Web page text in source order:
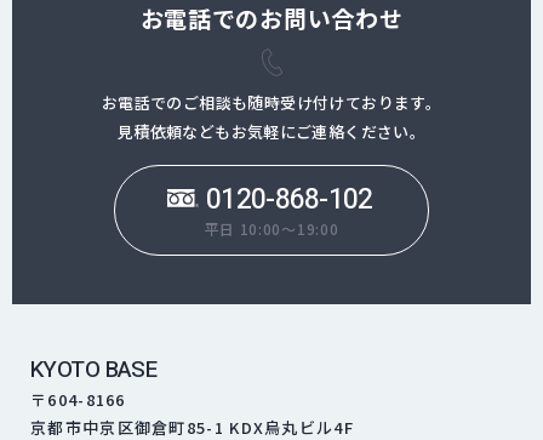
お電話でのお問い合わせ
お電話でのご相談も随時受け付けております。
見積依頼などもお気軽にご連絡ください。
0120-868-102
平日 10:00～19:00
KYOTO BASE
〒604-8166
京都市中京区御倉町85-1 KDX烏丸ビル4F